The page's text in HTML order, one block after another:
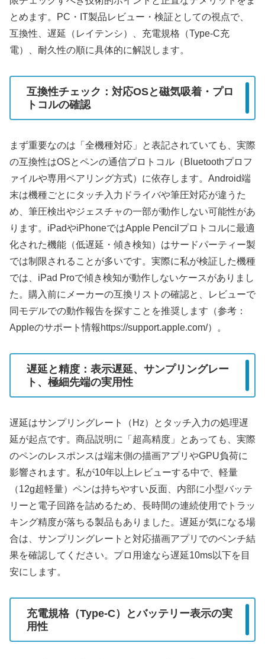
とめます。PC・IT製品レビュー・検証としての視点で、
互換性、遅延（レイテンシ）、充電規格（Type-C充
電）、耐久性の順に具体的に解説します。
互換性チェック：対応OSと磁気吸着・プロ
トコルの確認
まず重要なのは「全機種対応」と表記されていても、実際
の互換性はOSとペンの通信プロトコル（Bluetoothプロフ
ァイルや専用ペアリング方式）に依存します。Android端
末は機種ごとにタッチ入力ドライバや筆圧対応が違うた
め、筆圧検出やジェスチャの一部が動作しない可能性があ
ります。iPadやiPhoneではApple Pencilプロトコルに最適
化された機能（低遅延・傾き検知）はサードパーティー製
では制限されることが多いです。実際に私が検証した機種
では、iPad Proで傾き検知が動作しないケースがありまし
た。購入前にメーカーの互換リストの確認と、レビューで
同モデルでの動作報告を探すことを推奨します（参考：
Appleのサポート情報https://support.apple.com/）。
遅延と精度：表示遅延、サンプリングレー
ト、極細先端の実用性
遅延はサンプリングレート（Hz）とタッチ入力の処理遅
延が起点です。商品説明に「超高精度」とあっても、実際
のペンのレスポンスは端末側の描画アプリやGPU負荷に
影響されます。私が10年以上レビューする中で、軽量
（12g超軽量）ペンは持ちやすい反面、内部に小型バッテ
リーと電子回路を詰めるため、長時間の連続使用でトラッ
キング精度が落ちる製品もありました。遅延が気になる場
合は、サンプリングレートと対応描画アプリでのベンチ結
果を確認してください。プロ用途なら遅延10ms以下を目
安にします。
充電規格（Type-C）とバッテリー表示の実
用性